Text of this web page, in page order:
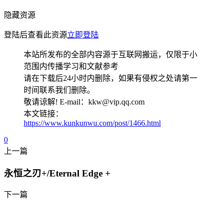
隐藏资源
登陆后查看此资源立即登陆
本站所发布的全部内容源于互联网搬运，仅限于小
范围内传播学习和文献参考
请在下载后24小时内删除，如果有侵权之处请第一
时间联系我们删除。
敬请谅解! E-mail：kkw@vip.qq.com
本文链接：
https://www.kunkunwu.com/post/1466.html
0
上一篇
永恒之刃+/Eternal Edge +
下一篇